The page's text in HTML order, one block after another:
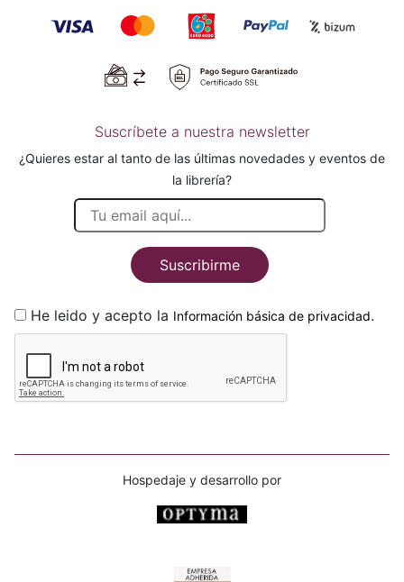
Suscríbete a nuestra newsletter
¿Quieres estar al tanto de las últimas novedades y eventos de
la librería?
Suscribirme
He leido y acepto la Información básica de privacidad.
Hospedaje y desarrollo por